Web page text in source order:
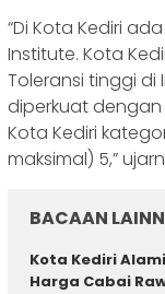
“Di Kota Kediri
Institute. Kota
Toleransi tinggi di
diperkuat dengan
Kota Kediri
maksimal) 5,”
BACAAN
Kota Kediri
Harga Cabai